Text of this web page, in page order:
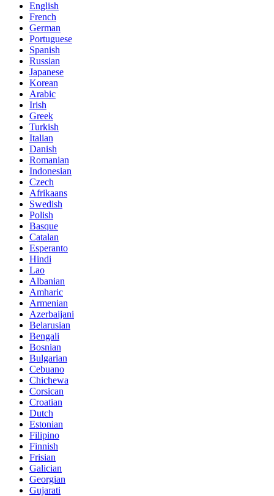
English
French
German
Portuguese
Spanish
Russian
Japanese
Korean
Arabic
Irish
Greek
Turkish
Italian
Danish
Romanian
Indonesian
Czech
Afrikaans
Swedish
Polish
Basque
Catalan
Esperanto
Hindi
Lao
Albanian
Amharic
Armenian
Azerbaijani
Belarusian
Bengali
Bosnian
Bulgarian
Cebuano
Chichewa
Corsican
Croatian
Dutch
Estonian
Filipino
Finnish
Frisian
Galician
Georgian
Gujarati